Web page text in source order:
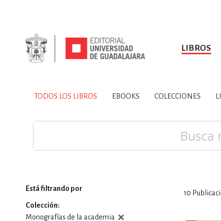
LIBROS
TODOS LOS LIBROS
SOBRE NOSOTROS HISTORIA
CIENCIAS DE LA
TODOS LOS LIBROS EBOOKS COLECCIONES
10
Está filtrando por
Colección
Monografías de la academia